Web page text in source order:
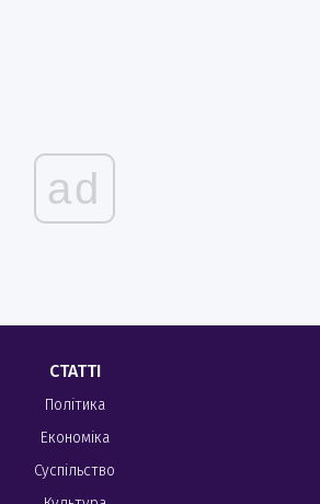
ad
СТАТТІ
Політика
Економіка
Суспільство